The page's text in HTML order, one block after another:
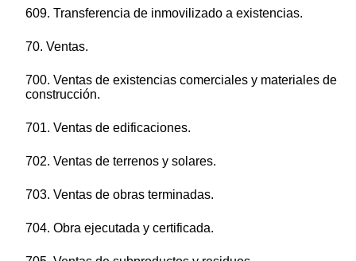
609. Transferencia de inmovilizado a existencias.
70. Ventas.
700. Ventas de existencias comerciales y materiales de
construcción.
701. Ventas de edificaciones.
702. Ventas de terrenos y solares.
703. Ventas de obras terminadas.
704. Obra ejecutada y certificada.